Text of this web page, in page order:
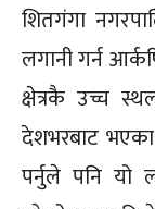
शितगंगा
लगानी गर्न
क्षेत्रकै उच्च
देशभरबाट
पर्नुले पनि यो